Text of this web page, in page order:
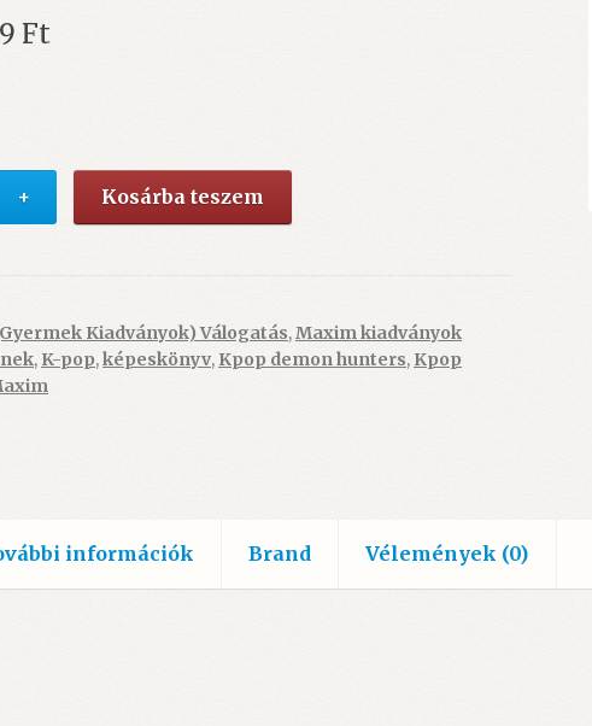
FtCurrent
+ Kosárba teszem
Kiadványok) Válogatás,Maxim kiadványok
, K-pop,képeskönyv, Kpop demon hunters, Kpop
információk Brand Vélemények (0)